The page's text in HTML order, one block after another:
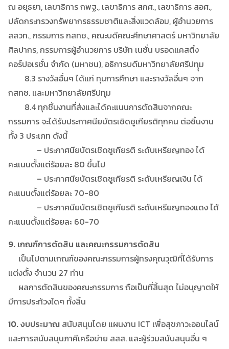
ณ อยุธยา, เลขาธิการ กพฐ., เลขาธิการ สกศ., เลขาธิการ สอศ.,
ปลัดกระทรวงทรัพยากรธรรมชาติและสิ่งแวดล้อม, ผู้อำนวยการ
สสวท., กรรมการ กสทช., คณะบดีคณะศึกษาศาสตร์ มหาวิทยาลัย
ศิลปากร, กรรมการผู้อำนวยการ บริษัท เนชั่น บรอดแคสติ้ง
คอร์ปอเรชั่น จำกัด (มหาชน), อธิการบดีมหาวิทยาลัยศรีปทุุม
8.3 รางวัลอื่นๆ ได้แก่ ทุนการศึกษา และรางวัลอื่นๆ จาก
กสทช. และมหาวิทยาลัยศรีปทุม
8.4 ทุกชิ้นงานที่ส่งและได้คะแนนการตัดสินจากคณะ
กรรมการ จะได้รับประกาศนียบัตรเชิดชูเกียรติทุกคน ต่อชิ้นงาน
ทั้ง 3 ประเภท ดังนี้
– ประกาศนียบัตรเชิดชูเกียรติ ระดับเหรียญทอง ได้
คะแนนตั้งแต่ร้อยละ 80 ขึ้นไป
– ประกาศนียบัตรเชิดชูเกียรติ ระดับเหรียญเงิน ได้
คะแนนตั้งแต่ร้อยละ 70-80
– ประกาศนียบัตรเชิดชูเกียรติ ระดับเหรียญทองแดง ได้
คะแนนตั้งแต่ร้อยละ 60-70
9. เกณฑ์การตัดสิน และคณะกรรมการตัดสิน
เป็นไปตามเกณฑ์ของคณะกรรมการผู้ทรงคุณวุฒิที่ได้รับการ
แต่งตั้ง จำนวน 27 ท่าน
ผลการตัดสินของคณะกรรมการ ถือเป็นที่สิ้นสุด ไม่อนุญาตให้
มีการประท้วงใดๆ ทั้งสิ้น
10. งบประมาณ สนับสนุนโดย แผนงาน ICT เพื่อสุขภาวะออนไลน์
และการสนับสนุนภาคีเครือข่าย สสส. และผู้ร่วมสนับสนุนอื่น ๆ